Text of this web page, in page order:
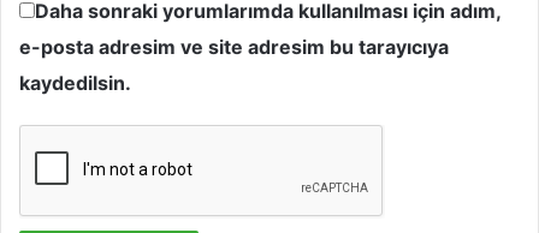
Daha sonraki yorumlarımda kullanılması için adım,
e-posta adresim ve site adresim bu tarayıcıya
kaydedilsin.